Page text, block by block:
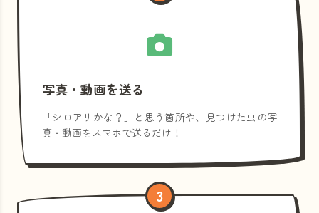
写真・動画を送る
「シロアリかな？」と思う箇所や、見つけた虫の写
真・動画をスマホで送るだけ！
3